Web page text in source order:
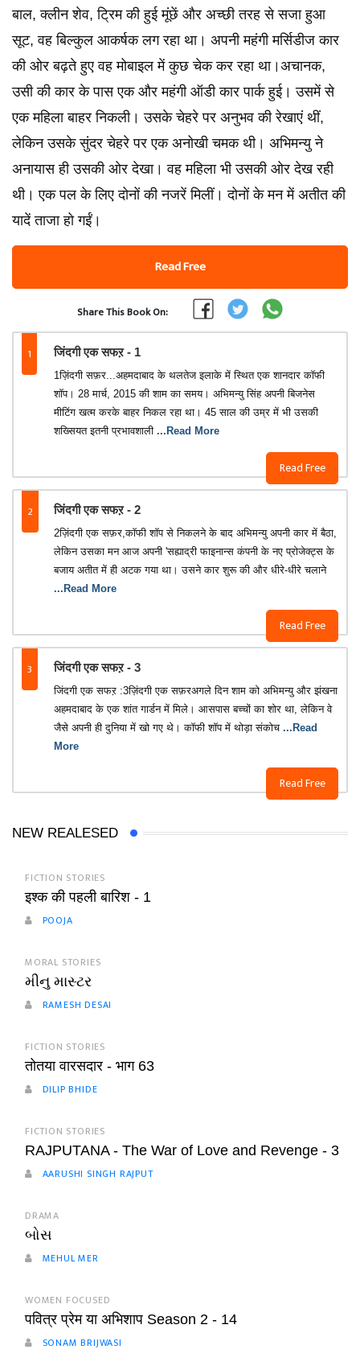
बाल, क्लीन शेव, ट्रिम की हुई मूंछें और अच्छी तरह से सजा हुआ
सूट, वह बिल्कुल आकर्षक लग रहा था। अपनी महंगी मर्सिडीज कार
की ओर बढ़ते हुए वह मोबाइल में कुछ चेक कर रहा था।अचानक,
उसी की कार के पास एक और महंगी ऑडी कार पार्क हुई। उसमें से
एक महिला बाहर निकली। उसके चेहरे पर अनुभव की रेखाएं थीं,
लेकिन उसके सुंदर चेहरे पर एक अनोखी चमक थी। अभिमन्यु ने
अनायास ही उसकी ओर देखा। वह महिला भी उसकी ओर देख रही
थी। एक पल के लिए दोनों की नजरें मिलीं। दोनों के मन में अतीत की
यादें ताजा हो गईं।
Read Free
Share This Book On:
1 जिंदगी एक सफऱ - 1
Read Free
1ज़िंदगी सफ़र...अहमदाबाद के थलतेज इलाके में स्थित एक शानदार कॉफी
शॉप। 28 मार्च, 2015 की शाम का समय। अभिमन्यु सिंह अपनी बिजनेस
मीटिंग खत्म करके बाहर निकल रहा था। 45 साल की उम्र में भी उसकी
शख्सियत इतनी प्रभावशाली ...Read More
2 जिंदगी एक सफऱ - 2
Read Free
2ज़िंदगी एक सफ़र,कॉफी शॉप से निकलने के बाद अभिमन्यु अपनी कार में बैठा,
लेकिन उसका मन आज अपनी 'सह्याद्री फाइनान्स कंपनी के नए प्रोजेक्ट्स के
बजाय अतीत में ही अटक गया था। उसने कार शुरू की और धीरे-धीरे चलाने
...Read More
3 जिंदगी एक सफऱ - 3
Read Free
जिंदगी एक सफऱ :3ज़िंदगी एक सफ़रअगले दिन शाम को अभिमन्यु और झंखना
अहमदाबाद के एक शांत गार्डन में मिले। आसपास बच्चों का शोर था, लेकिन वे
जैसे अपनी ही दुनिया में खो गए थे। कॉफी शॉप में थोड़ा संकोच ...Read
More
NEW REALESED
FICTION STORIES
इश्क की पहली बारिश - 1
POOJA
MORAL STORIES
મીનુ માસ્ટર
RAMESH DESAI
FICTION STORIES
तोतया वारसदार - भाग 63
DILIP BHIDE
FICTION STORIES
RAJPUTANA - The War of Love and Revenge - 3
AARUSHI SINGH RAJPUT
DRAMA
બોસ
MEHUL MER
WOMEN FOCUSED
पवित्र प्रेम या अभिशाप Season 2 - 14
SONAM BRIJWASI